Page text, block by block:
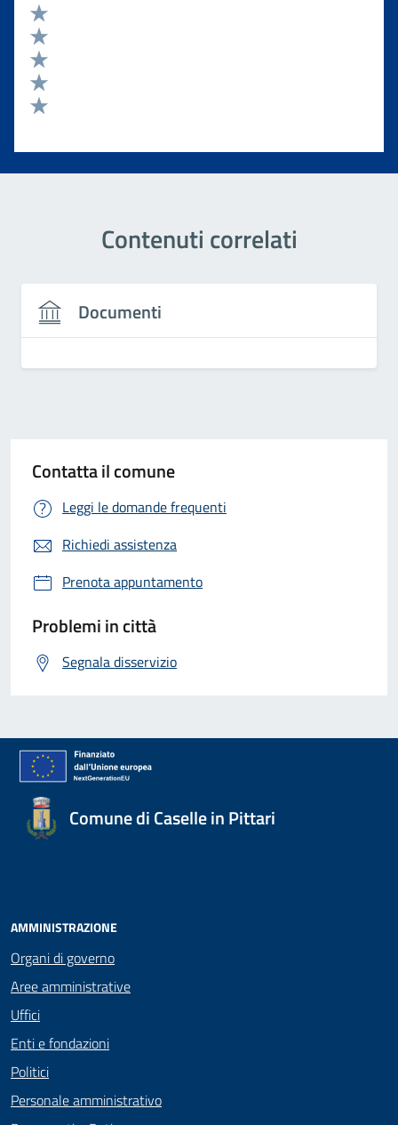
Valuta 5 stelle su 5
Valuta 4 stelle su 5
Valuta 3 stelle su 5
Valuta 2 stelle su 5
Contenuti correlati
Documenti
Contatta il comune
Leggi le domande frequenti
Richiedi assistenza
Prenota appuntamento
Problemi in città
Segnala disservizio
Comune di Caselle in Pittari
AMMINISTRAZIONE
Organi di governo
Aree amministrative
Uffici
Enti e fondazioni
Politici
Personale amministrativo